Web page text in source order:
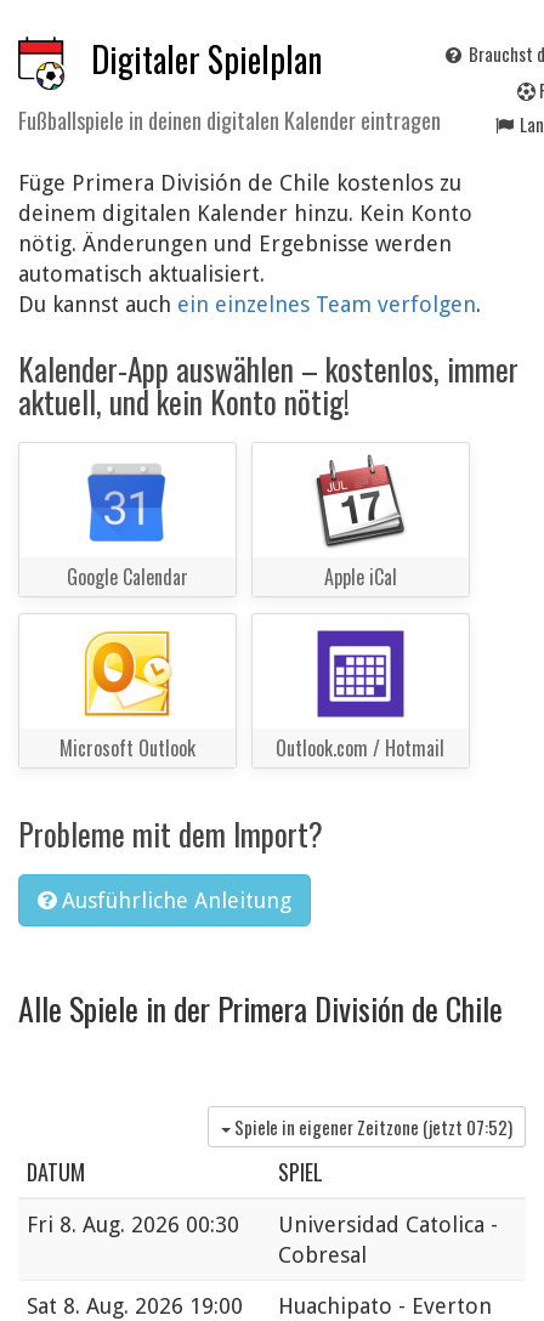
Digitaler Spielplan
Fußballspiele in deinen digitalen Kalender eintragen
Brauchst
Füge Primera División de Chile kostenlos zu
deinem digitalen Kalender hinzu. Kein Konto
nötig. Änderungen und Ergebnisse werden
automatisch aktualisiert.
Du kannst auch ein einzelnes Team verfolgen.
Kalender-App auswählen – kostenlos, immer
aktuell, und kein Konto nötig!
Google Calendar Apple iCal
Microsoft Outlook Outlook.com / Hotmail
Probleme mit dem Import?
Ausführliche Anleitung
Alle Spiele in der Primera División de Chile
Spiele in eigener Zeitzone (jetzt 07:52)
DATUM SPIEL
Fri 8. Aug. 2026 00:30
Universidad Catolica -
Cobresal
Sat 8. Aug. 2026 19:00
Huachipato - Everton